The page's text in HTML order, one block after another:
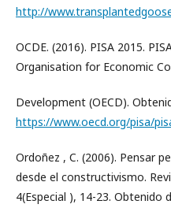
http://
OCDE. (2016). PISA 2015.
Organisation for Economic
Development (OECD).
https://www.oecd.org/pisa/
Ordoñez , C. (2006). Pensar
desde el constructivismo.
4(Especial ), 14-23. Obtenido